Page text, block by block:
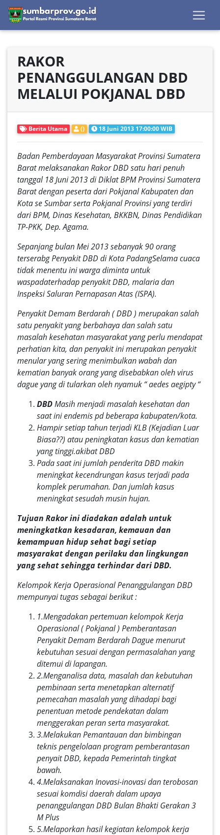
RAKOR
PENANGGULANGAN DBD
MELALUI POKJANAL DBD
Berita Utama () 18 Juni 2013 17:00:00 WIB
Badan Pemberdayaan Masyarakat Provinsi Sumatera
Barat melaksanakan Rakor DBD satu hari penuh
tanggal 18 Juni 2013 di Diklat BPM Provinsi Sumatera
Barat dengan peserta dari Pokjanal Kabupaten dan
Kota se Sumbar serta Pokjanal Provinsi yang terdiri
dari BPM, Dinas Kesehatan, BKKBN, Dinas Pendidikan
TP-PKK, Dep. Agama.
Sepanjang bulan Mei 2013 sebanyak 90 orang
terserabg Penyakit DBD di Kota PadangSelama cuaca
tidak menentu ini warga diminta untuk
waspadaterhadap penyakit DBD, malaria dan
Inspeksi Saluran Pernapasan Atas (ISPA).
Penyakit Demam Berdarah ( DBD ) merupakan salah
satu penyakit yang berbahaya dan salah satu
masalah kesehatan masyarakat yang perlu mendapat
perhatian kita, dan penyakit ini merupakan penyakit
menular yang sering menimbulkan wabah dan
kematian banyak orang yang disebabkan oleh virus
dague yang di tularkan oleh nyamuk “ aedes aegipty “
DBDMasih menjadi masalah kesehatan dan
saat ini endemis pd beberapa kabupaten/kota.
Hampir setiap tahun terjadi KLB (Kejadian Luar
Biasa??) atau peningkatan kasus dan kematian
yang tinggi.akibat DBD
Pada saat ini jumlah penderita DBD makin
meningkat kecendrungan kasus terjadi pada
komplek perumahan. Dan jumlah kasus
meningkat sesudah musin hujan.
Tujuan Rakor ini diadakan adalah untuk
meningkatkan kesadaran, kemauan dan
kemampuan hidup sehat bagi setiap
masyarakat dengan perilaku dan lingkungan
yang sehat sehingga terhindar dari DBD.
Kelompok Kerja Operasional Penanggulangan DBD
mempunyai tugas sebagai berikut :
1.Mengadakan pertemuan kelompok Kerja
Operasional ( Pokjanal ) Pemberantasan
Penyakit Demam Berdarah Dague menurut
kebutuhan sesuai dengan permasalahan yang
ditemui di lapangan.
2.Menganalisa data, masalah dan kebutuhan
pembinaan serta menetapkan alternatif
pemecahan masalah yang dihadapi bagi
penentuan metode pendekatan dalam
menggerakan peran serta masyarakat.
3.Melakukan Pemantauan dan bimbingan
teknis pengelolaan program pemberantasan
penyait DBD, kepada Pemerintah tingkat
bawah.
4.Melaksanakan Inovasi-inovasi dan terobosan
sesuai komdisi daerah dalam upaya
penanggulangan DBD Bulan Bhakti Gerakan 3
M Plus
5.Melaporkan hasil kegiatan kelompok kerja